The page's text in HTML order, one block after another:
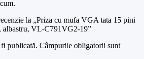
la „Priza cu mufa VGA tata 15 pini
albastru, VL-C791VG2-19”
publicată. Câmpurile obligatorii sunt